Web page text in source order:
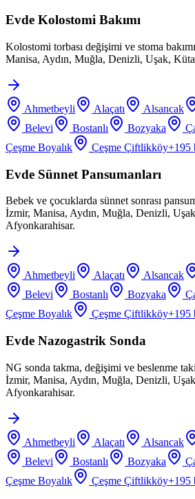
Evde Kolostomi Bakımı
Kolostomi torbası değişimi ve stoma
Manisa, Aydın, Muğla, Denizli, Uşak,
Ahmetbeyli Alaçatı Alsancak
Belevi
Bostanlı Bozyaka
Çeşme Boyalık
Çeşme Çiftlikköy+195
Evde Sünnet Pansumanları
Bebek ve çocuklarda sünnet sonrası
İzmir, Manisa, Aydın, Muğla, Denizli,
Afyonkarahisar.
Ahmetbeyli Alaçatı Alsancak
Belevi
Bostanlı Bozyaka
Çeşme Boyalık
Çeşme Çiftlikköy+195
Evde Nazogastrik Sonda
NG sonda takma, değişimi ve beslenme
İzmir, Manisa, Aydın, Muğla, Denizli,
Afyonkarahisar.
Ahmetbeyli Alaçatı Alsancak
Belevi
Bostanlı Bozyaka
Çeşme Boyalık
Çeşme Çiftlikköy+195